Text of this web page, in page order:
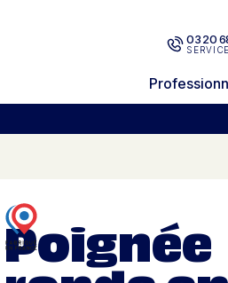
03 20
Poignée